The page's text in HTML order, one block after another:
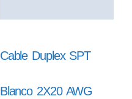
Cable Duplex SPT
Blanco 2X20 AWG